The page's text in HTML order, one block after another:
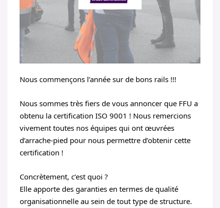
Nous commençons l’année sur de bons rails !!!
Nous sommes très fiers de vous annoncer que FFU a
obtenu la certification ISO 9001 ! Nous remercions
vivement toutes nos équipes qui ont œuvrées
d’arrache-pied pour nous permettre d’obtenir cette
certification !
Concrètement, c’est quoi ?
Elle apporte des garanties en termes de qualité
organisationnelle au sein de tout type de structure.